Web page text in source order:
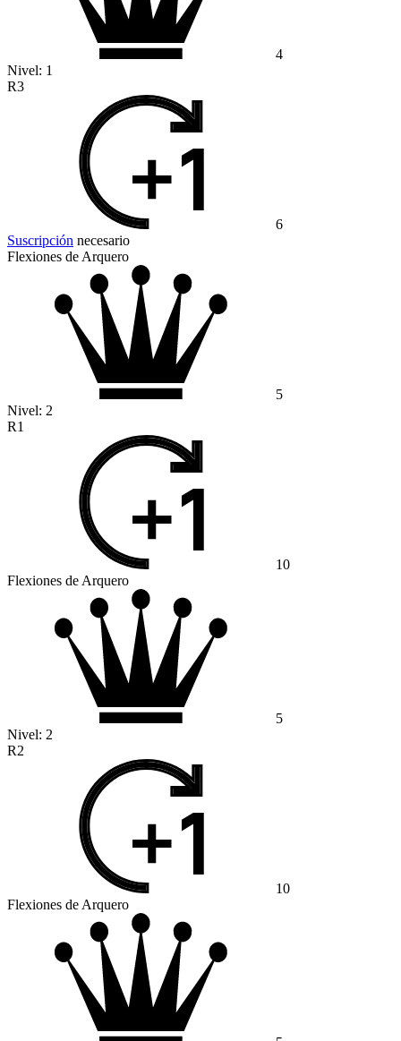
4
Nivel: 1
R3
6
Suscripción necesario
Flexiones de Arquero
5
Nivel: 2
R1
10
Flexiones de Arquero
5
Nivel: 2
R2
10
Flexiones de Arquero